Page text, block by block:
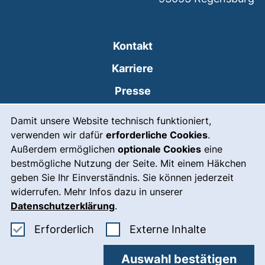
Damit unsere Website technisch funktioniert,
verwenden wir dafür erforderliche Cookies.
Außerdem ermöglichen optionale Cookies eine
bestmögliche Nutzung der Seite. Mit einem Häkchen
geben Sie Ihr Einverständnis. Sie können jederzeit
widerrufen. Mehr Infos dazu in unserer
Datenschutzerklärung.
Erforderlich Erforderliche Cookies akzeptieren
Externe Inhalte: Externe
Auswahl bestätigen
Kontakt
Karriere
Presse
Leichte Sprache
Gebärdensprache
Notfall(externer Link, öffnet
Impressum
Barrierefreiheit
Datenschutz